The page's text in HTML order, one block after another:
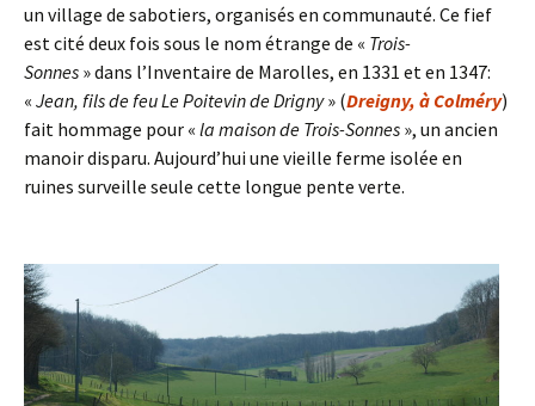
un village de sabotiers, organisés en communauté. Ce fief
est cité deux fois sous le nom étrange de « Trois-
Sonnes » dans l’Inventaire de Marolles, en 1331 et en 1347:
« Jean, fils de feu Le Poitevin de Drigny» (Dreigny, à Colméry)
fait hommage pour « la maison de Trois-Sonnes », un ancien
manoir disparu. Aujourd’hui une vieille ferme isolée en
ruines surveille seule cette longue pente verte.